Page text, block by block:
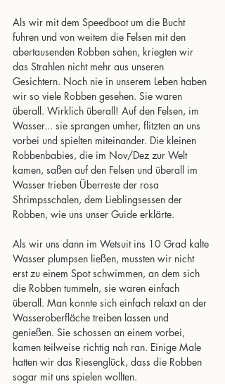
Als wir mit dem Speedboot um die Bucht
fuhren und von weitem die Felsen mit den
abertausenden Robben sahen, kriegten wir
das Strahlen nicht mehr aus unseren
Gesichtern. Noch nie in unserem Leben haben
wir so viele Robben gesehen. Sie waren
überall. Wirklich überall! Auf den Felsen, im
Wasser... sie sprangen umher, flitzten an uns
vorbei und spielten miteinander. Die kleinen
Robbenbabies, die im Nov/Dez zur Welt
kamen, saßen auf den Felsen und überall im
Wasser trieben Überreste der rosa
Shrimpsschalen, dem Lieblingsessen der
Robben, wie uns unser Guide erklärte.
Als wir uns dann im Wetsuit ins 10 Grad kalte
Wasser plumpsen ließen, mussten wir nicht
erst zu einem Spot schwimmen, an dem sich
die Robben tummeln, sie waren einfach
überall. Man konnte sich einfach relaxt an der
Wasseroberfläche treiben lassen und
genießen. Sie schossen an einem vorbei,
kamen teilweise richtig nah ran. Einige Male
hatten wir das Riesenglück, dass die Robben
sogar mit uns spielen wollten.